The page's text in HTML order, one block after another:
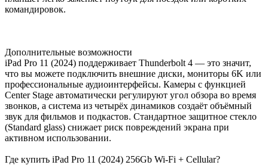
командировок.
Дополнительные возможности
iPad Pro 11 (2024) поддерживает Thunderbolt 4 — это значит,
что вы можете подключить внешние диски, мониторы 6K или
профессиональные аудиоинтерфейсы. Камеры с функцией
Center Stage автоматически регулируют угол обзора во время
звонков, а система из четырёх динамиков создаёт объёмный
звук для фильмов и подкастов. Стандартное защитное стекло
(Standard glass) снижает риск повреждений экрана при
активном использовании.
Где купить iPad Pro 11 (2024) 256Gb Wi-Fi + Cellular?